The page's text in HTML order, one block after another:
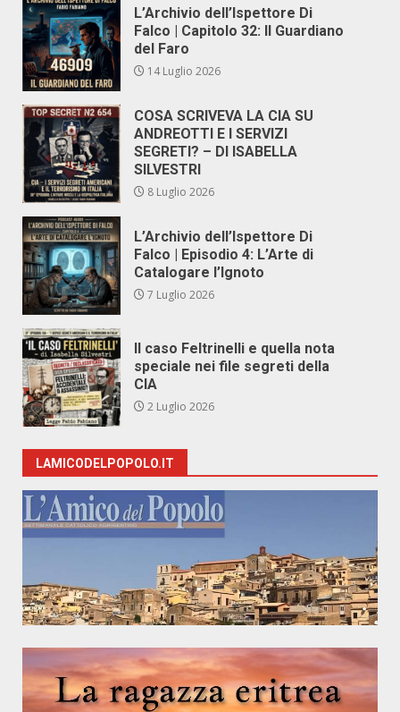
L’Archivio dell’Ispettore Di
Falco | Capitolo 32: Il Guardiano
del Faro
14 Luglio 2026
COSA SCRIVEVA LA CIA SU
ANDREOTTI E I SERVIZI
SEGRETI? – DI ISABELLA
SILVESTRI
8 Luglio 2026
L’Archivio dell’Ispettore Di
Falco | Episodio 4: L’Arte di
Catalogare l’Ignoto
7 Luglio 2026
Il caso Feltrinelli e quella nota
speciale nei file segreti della
CIA
2 Luglio 2026
LAMICODELPOPOLO.IT